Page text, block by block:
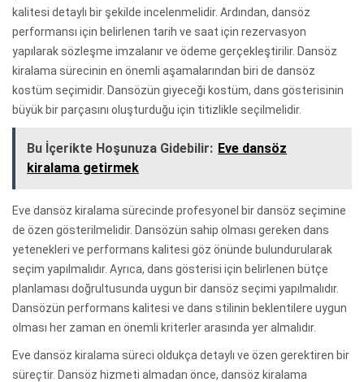
kalitesi detaylı bir şekilde incelenmelidir. Ardından, dansöz
performansı için belirlenen tarih ve saat için rezervasyon
yapılarak sözleşme imzalanır ve ödeme gerçekleştirilir. Dansöz
kiralama sürecinin en önemli aşamalarından biri de dansöz
kostüm seçimidir. Dansözün giyeceği kostüm, dans gösterisinin
büyük bir parçasını oluşturduğu için titizlikle seçilmelidir.
Bu İçerikte Hoşunuza Gidebilir: Eve dansöz
kiralama getirmek
Eve dansöz kiralama sürecinde profesyonel bir dansöz seçimine
de özen gösterilmelidir. Dansözün sahip olması gereken dans
yetenekleri ve performans kalitesi göz önünde bulundurularak
seçim yapılmalıdır. Ayrıca, dans gösterisi için belirlenen bütçe
planlaması doğrultusunda uygun bir dansöz seçimi yapılmalıdır.
Dansözün performans kalitesi ve dans stilinin beklentilere uygun
olması her zaman en önemli kriterler arasında yer almalıdır.
Eve dansöz kiralama süreci oldukça detaylı ve özen gerektiren bir
süreçtir. Dansöz hizmeti almadan önce, dansöz kiralama